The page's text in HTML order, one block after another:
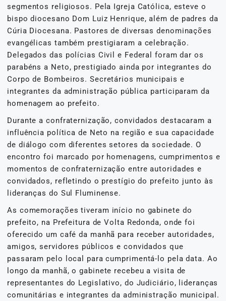
segmentos religiosos. Pela Igreja Católica, esteve o
bispo diocesano Dom Luiz Henrique, além de padres da
Cúria Diocesana. Pastores de diversas denominações
evangélicas também prestigiaram a celebração.
Delegados das polícias Civil e Federal foram dar os
parabéns a Neto, prestigiado ainda por integrantes do
Corpo de Bombeiros. Secretários municipais e
integrantes da administração pública participaram da
homenagem ao prefeito.
Durante a confraternização, convidados destacaram a
influência política de Neto na região e sua capacidade
de diálogo com diferentes setores da sociedade. O
encontro foi marcado por homenagens, cumprimentos e
momentos de confraternização entre autoridades e
convidados, refletindo o prestígio do prefeito junto às
lideranças do Sul Fluminense.
As comemorações tiveram início no gabinete do
prefeito, na Prefeitura de Volta Redonda, onde foi
oferecido um café da manhã para receber autoridades,
amigos, servidores públicos e convidados que
passaram pelo local para cumprimentá-lo pela data. Ao
longo da manhã, o gabinete recebeu a visita de
representantes do Legislativo, do Judiciário, lideranças
comunitárias e integrantes da administração municipal.